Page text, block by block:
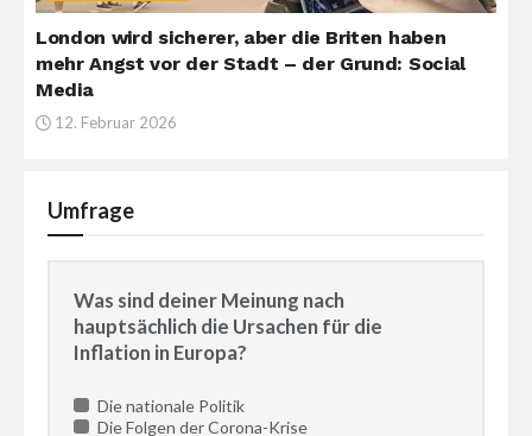
London wird sicherer, aber die Briten haben
mehr Angst vor der Stadt – der Grund: Social
Media
12. Februar 2026
Umfrage
Was sind deiner Meinung nach
hauptsächlich die Ursachen für die
Inflation in Europa?
Die nationale Politik
Die Folgen der Corona-Krise